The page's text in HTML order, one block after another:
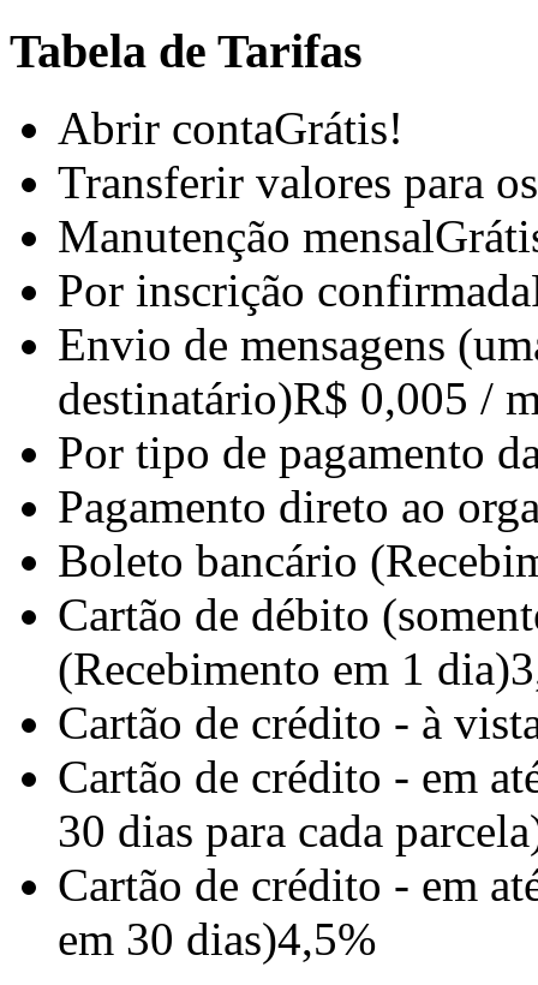
Tabela de Tarifas
Abrir contaGrátis!
Transferir valores para
Manutenção mensal
Por inscrição confirmada
Envio de mensagens
destinatário)R$ 0,005 /
Por tipo de pagamento
Pagamento direto ao
Boleto bancário
Cartão de débito
(Recebimento em 1 dia)
Cartão de crédito - à
Cartão de crédito - em
30 dias para cada
Cartão de crédito - em
em 30 dias)4,5%